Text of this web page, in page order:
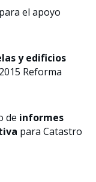
el apoyo
y edificios
Reforma
de informes
para Catastro